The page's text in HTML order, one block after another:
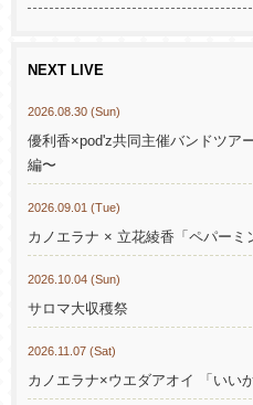
NEXT LIVE
2026.08.30 (Sun)
優利香×pod'z共同主催バンドツア
編〜
2026.09.01 (Tue)
カノエラナ × 立花綾香「ペパーミ
2026.10.04 (Sun)
サロマ大収穫祭
2026.11.07 (Sat)
カノエラナ×ウエダアオイ 「いい